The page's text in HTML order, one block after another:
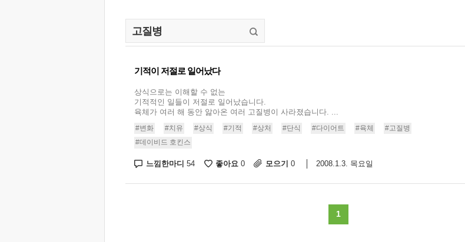
기적이 저절로 일어났다
상식으로는 이해할 수 없는
기적적인 일들이 저절로 일어났습니다.
육체가 여러 해 동안 앓아온 여러 고질병이 사라졌습니다. ...
#변화 #치유 #상식 #기적 #상처 #단식 #다이어트 #육체
#고질병
#데이비드 호킨스
느낌한마디 54 좋아요 0 모으기 0 2008.1.3. 목요일
1